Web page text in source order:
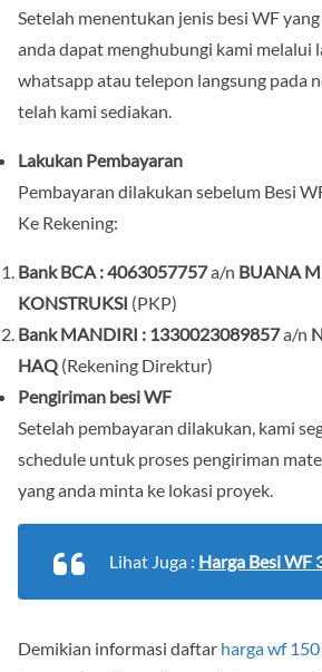
Setelah menentukan jenis besi WF
anda dapat menghubungi kami melalui
whatsapp atau telepon langsung pada
telah kami sediakan.
Lakukan Pembayaran
Pembayaran dilakukan sebelum Besi
Ke Rekening:
Bank BCA : 4063057757a/n BUANA
KONSTRUKSI (PKP)
Bank MANDIRI : 1330023089857a/n
HAQ (Rekening Direktur)
Pengiriman besi WF
Setelah pembayaran dilakukan, kami
schedule untuk proses pengiriman
yang anda minta ke lokasi proyek.
Lihat Juga : Harga Besi WF
Demikian informasi daftar harga wf 150